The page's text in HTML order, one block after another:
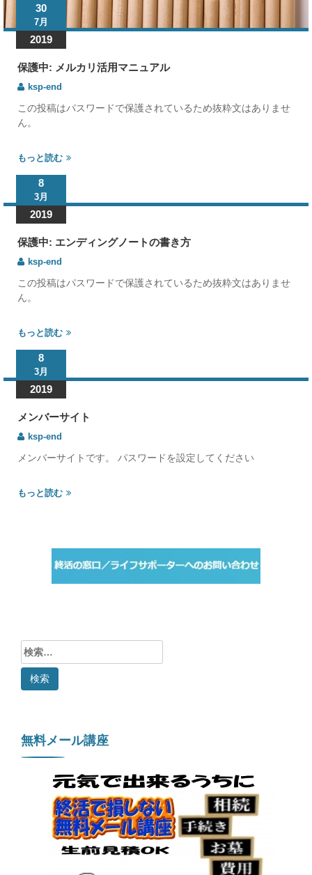
30
7月
2019
保護中: メルカリ活用マニュアル
ksp-end
この投稿はパスワードで保護されているため抜粋文はありませ
ん。
もっと読む
8
3月
2019
保護中: エンディングノートの書き方
ksp-end
この投稿はパスワードで保護されているため抜粋文はありませ
ん。
もっと読む
8
3月
2019
メンバーサイト
ksp-end
メンバーサイトです。 パスワードを設定してください
もっと読む
検
索:
無料メール講座